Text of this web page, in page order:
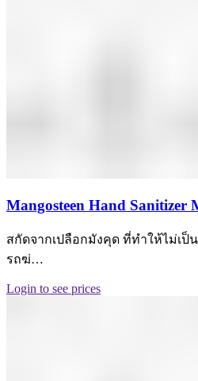
Mangosteen Hand Sanitizer
สกัดจากเปลือกมังคุด ที่ทำให้ไม่เป็
รถฆ่…
Login to see prices